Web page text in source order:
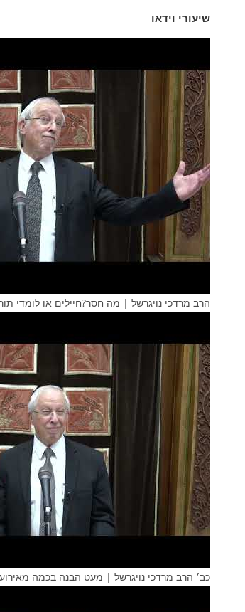
שיעורי וידאו
הרב מרדכי נויגרשל | מה חסר?חיילים או לומדי
כב׳ הרב מרדכי נויגרשל | מעט הבנה בכמה